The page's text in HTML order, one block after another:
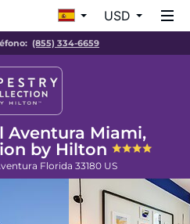
USD
(855) 334-6659
Aventura Miami,
by Hilton
Florida 33180 US